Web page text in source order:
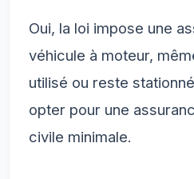
Oui, la loi impose une
véhicule à moteur,
utilisé ou reste
opter pour une
civile minimale.